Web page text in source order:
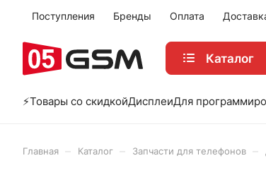
Поступления Бренды Оплата
Каталог
⚡️Товары со скидкойДисплеиДля
Главная Каталог Запчасти для телефонов